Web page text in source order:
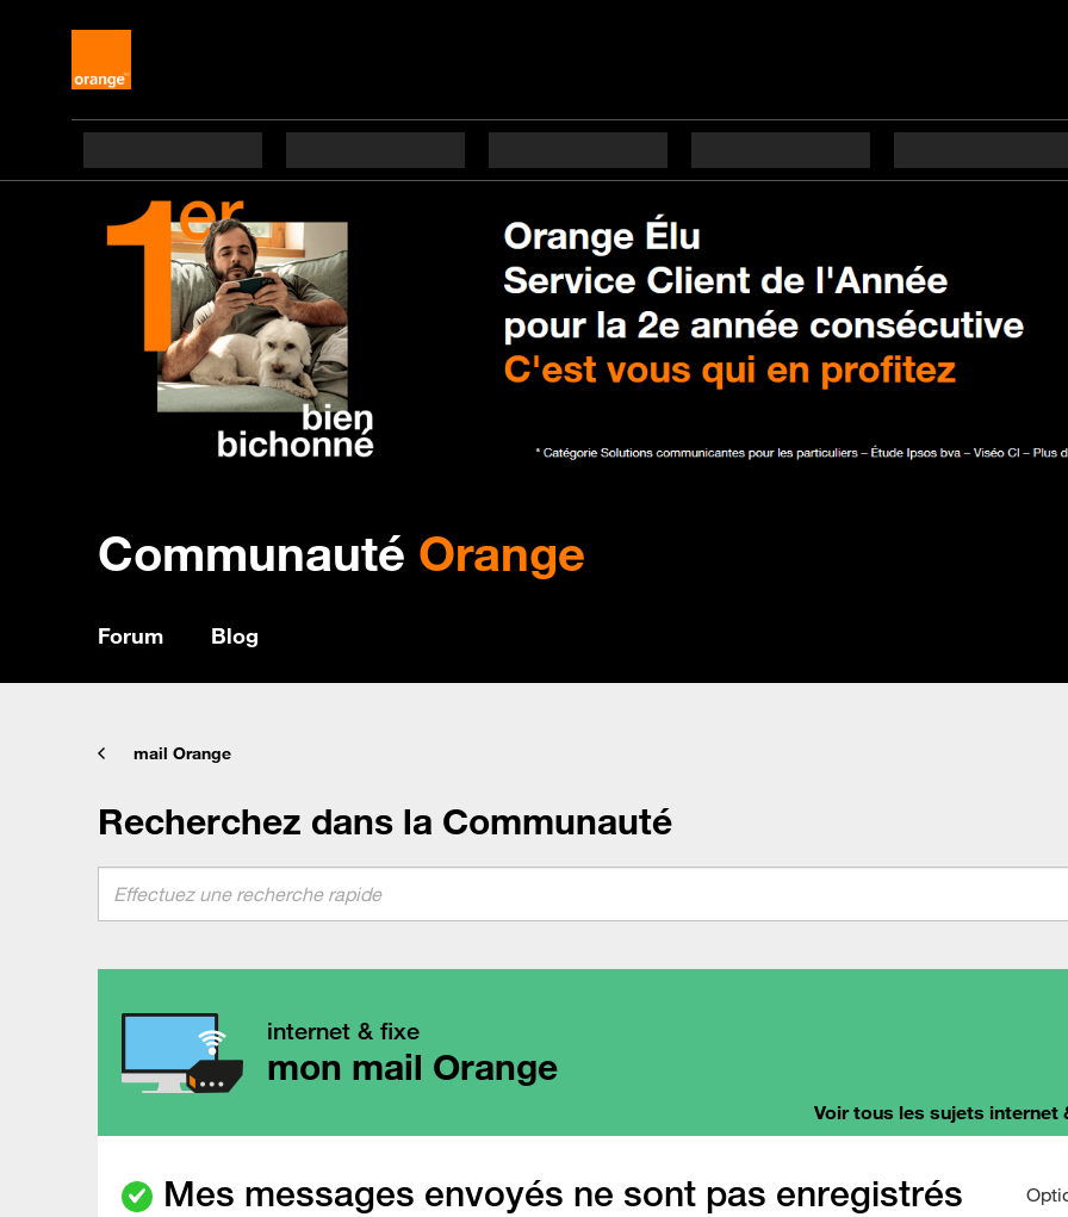
Communauté Orange
Forum Blog
mail Orange
Recherchez dans la Communauté
internet & fixe
mon mail Orange
Voir tous les sujets internet
Mes messages envoyés ne sont pas enregistrés